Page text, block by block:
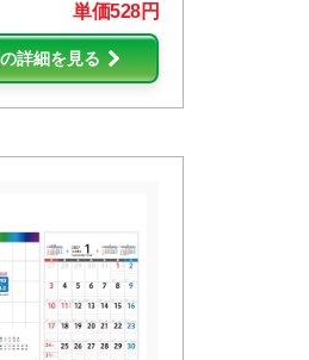
単価528円
詳細を見る